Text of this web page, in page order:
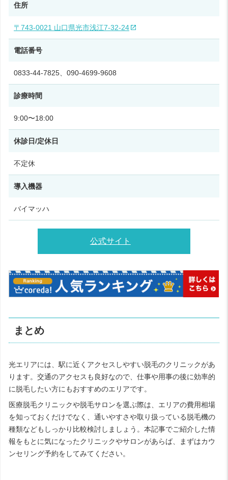
住所
〒743-0021 山口県光市浅江7‑32‑24
電話番号
0833‑44‑7825、090-4699-9608
診療時間
9:00〜18:00
休診日/定休日
不定休
導入機器
バイマッハ
公式サイト
まとめ
光エリアには、駅に近くアクセスしやすい脱毛のクリニックがあ
ります。交通のアクセスも良好なので、仕事や用事の後に効率的
に脱毛したい方にもおすすめのエリアです。
医療脱毛クリニックや脱毛サロンを選ぶ際は、エリアの費用相場
を知っておくだけでなく、通いやすさや取り扱っている脱毛機の
種類などもしっかり比較検討しましょう。本記事でご紹介した情
報をもとに気になったクリニックやサロンがあらば、まずはカウ
ンセリング予約をしてみてください。